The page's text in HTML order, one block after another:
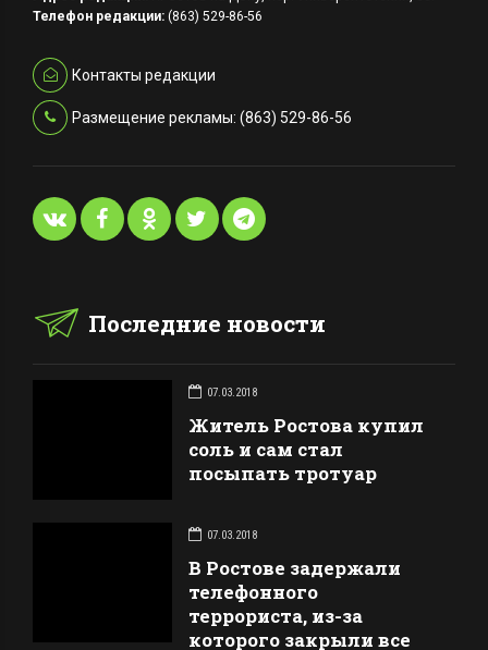
Телефон редакции: (863) 529-86-56
Контакты редакции
Размещение рекламы: (863) 529-86-56
Последние новости
07.03.2018
Житель Ростова купил
соль и сам стал
посыпать тротуар
07.03.2018
В Ростове задержали
телефонного
террориста, из-за
которого закрыли все